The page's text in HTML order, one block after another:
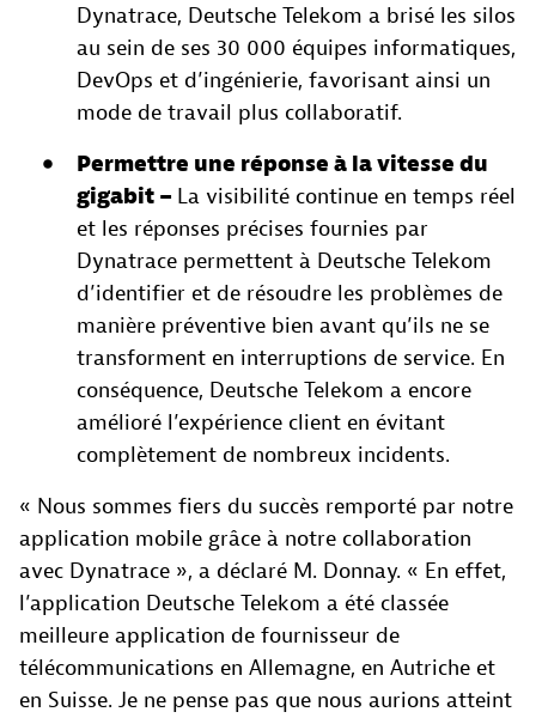
Dynatrace, Deutsche Telekom a brisé les silos
au sein de ses 30 000 équipes informatiques,
DevOps et d’ingénierie, favorisant ainsi un
mode de travail plus collaboratif.
Permettre une réponse à la vitesse du
gigabit – La visibilité continue en temps réel
et les réponses précises fournies par
Dynatrace permettent à Deutsche Telekom
d’identifier et de résoudre les problèmes de
manière préventive bien avant qu’ils ne se
transforment en interruptions de service. En
conséquence, Deutsche Telekom a encore
amélioré l’expérience client en évitant
complètement de nombreux incidents.
« Nous sommes fiers du succès remporté par notre
application mobile grâce à notre collaboration
avec Dynatrace », a déclaré M. Donnay. « En effet,
l’application Deutsche Telekom a été classée
meilleure application de fournisseur de
télécommunications en Allemagne, en Autriche et
en Suisse. Je ne pense pas que nous aurions atteint